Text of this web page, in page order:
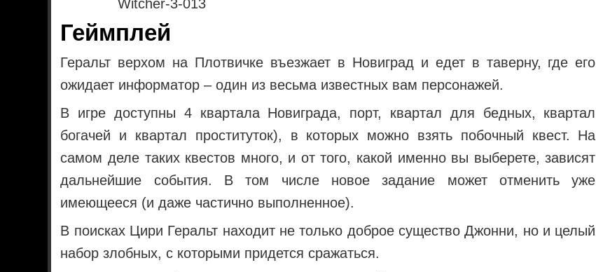
Геймплей
Геральт верхом на Плотвичке въезжает в Новиград и едет в таверну, где его
ожидает информатор – один из весьма известных вам персонажей.
В игре доступны 4 квартала Новиграда, порт, квартал для бедных, квартал
богачей и квартал проституток), в которых можно взять побочный квест. На
самом деле таких квестов много, и от того, какой именно вы выберете, зависят
дальнейшие события. В том числе новое задание может отменить уже
имеющееся (и даже частично выполненное).
В поисках Цири Геральт находит не только доброе существо Джонни, но и целый
набор злобных, с которыми придется сражаться.